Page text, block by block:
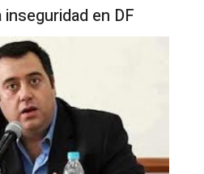
en DF